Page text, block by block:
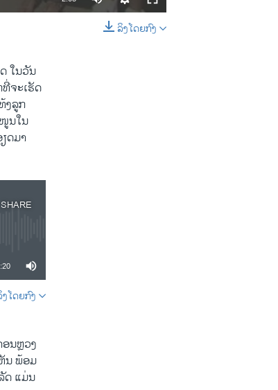
SHARE
ລິງໂດຍກົງ
ໃນວັນ
ຈະເຮັດ
ງລູກ
ນໃນ
ດມາ
SHARE
ງໂດຍກົງ
ນຫຼວງ
ນ ພ້ອມ
ດ ແມ່ນ